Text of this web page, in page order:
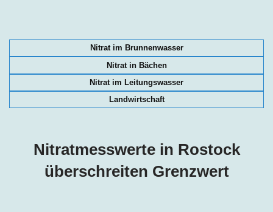
Nitrat im Brunnenwasser
Nitrat in Bächen
Nitrat im Leitungswasser
Landwirtschaft
Nitratmesswerte in Rostock
überschreiten Grenzwert